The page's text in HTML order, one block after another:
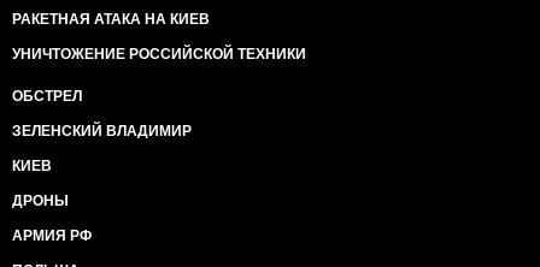
РАКЕТНАЯ АТАКА НА КИЕВ
УНИЧТОЖЕНИЕ РОССИЙСКОЙ ТЕХНИКИ
ОБСТРЕЛ
ЗЕЛЕНСКИЙ ВЛАДИМИР
КИЕВ
ДРОНЫ
АРМИЯ РФ